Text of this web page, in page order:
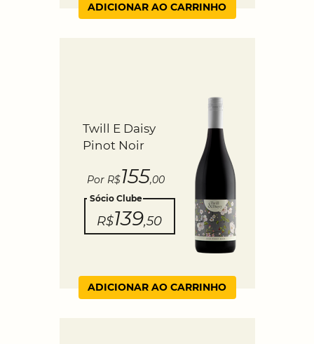
ADICIONAR AO CARRINHO
Twill E Daisy
Pinot Noir
Por R$155,00
Sócio Clube
R$139,50
ADICIONAR AO CARRINHO